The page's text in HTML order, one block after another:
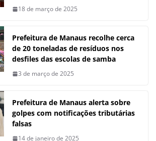
18 de março de 2025
Prefeitura de Manaus recolhe cerca
de 20 toneladas de resíduos nos
desfiles das escolas de samba
3 de março de 2025
Prefeitura de Manaus alerta sobre
golpes com notificações tributárias
falsas
14 de janeiro de 2025